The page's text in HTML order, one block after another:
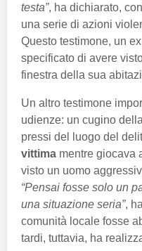
testa”, ha dichiarato,
una serie di azioni
Questo testimone, un
specificato di avere
finestra della sua
Un altro testimone
udienze: un cugino della
pressi del luogo del
vittima mentre giocava
visto un uomo
“Pensai fosse solo un
una situazione seria”,
comunità locale fosse
tardi, tuttavia, ha